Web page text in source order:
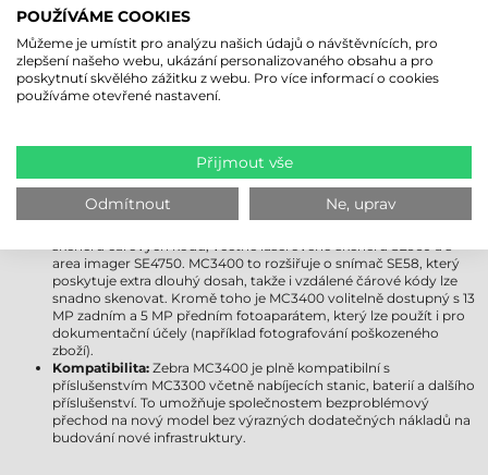
podporu, vylepšené zabezpečení a moderní funkce.
Displej:Obě zařízení jsou vybavena 4"" displejem Gorilla Glass,
který je odolný vůči poškrábání a nárazu. Displej MC3400 však
přichází s pokročilejším ovládáním jasu a ještě lepší viditelností
venku, takže zůstává dobře čitelný i za jasnějších světelných
rychlejší, stabilnější a spolehlivější připojení i v přeplněných
síťových prostředích. Zebra MC3400 navíc obdržela podporu
Bluetooth 5.1, která poskytuje efektivnější využití energie a delší
dosah. Modely Zebra MC3450 jsou kompatibilní s 5G a GPS.
skeneru čárových kódů, včetně laserového skeneru SE960 a s
area imager SE4750. MC3400 to rozšiřuje o snímač SE58, který
poskytuje extra dlouhý dosah, takže i vzdálené čárové kódy lze
snadno skenovat. Kromě toho je MC3400 volitelně dostupný s 13
MP zadním a 5 MP předním fotoaparátem, který lze použít i pro
dokumentační účely (například fotografování poškozeného
zboží).
Kompatibilita: Zebra MC3400 je plně kompatibilní s
příslušenstvím MC3300 včetně nabíjecích stanic, baterií a dalšího
příslušenství. To umožňuje společnostem bezproblémový
přechod na nový model bez výrazných dodatečných nákladů na
budování nové infrastruktury.
POUŽÍVÁME COOKIES
Můžeme je umístit pro analýzu našich údajů o návštěvnících, pro
zlepšení našeho webu, ukázání personalizovaného obsahu a pro
poskytnutí skvělého zážitku z webu. Pro více informací o cookies
používáme otevřené nastavení.
Přijmout vše
Odmítnout Ne, uprav